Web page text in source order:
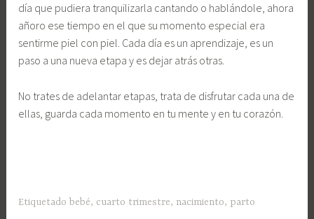
día que pudiera tranquilizarla cantando o hablándole, ahora
añoro ese tiempo en el que su momento especial era
sentirme piel con piel. Cada día es un aprendizaje, es un
paso a una nueva etapa y es dejar atrás otras.
No trates de adelantar etapas, trata de disfrutar cada una de
ellas, guarda cada momento en tu mente y en tu corazón.
Etiquetado bebé, cuarto trimestre, nacimiento, parto